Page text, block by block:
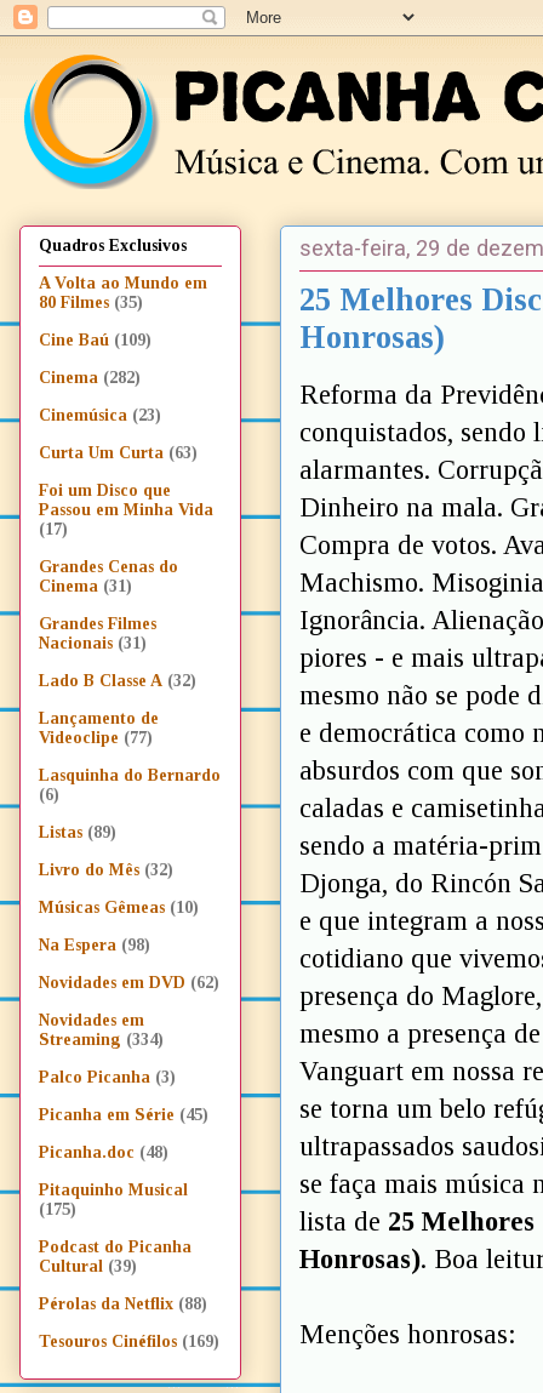
sexta-feira, 29 de
25 Melhores
Honrosas)
Reforma da
conquistados, sendo
alarmantes.
Dinheiro na mala.
Compra de votos.
Machismo.
Ignorância.
piores - e mais
mesmo não se pode
e democrática como
absurdos com que
caladas e
sendo a matéria-
Djonga, do Rincón
e que integram a
cotidiano que
presença do
mesmo a presença
Vanguart em nossa
se torna um belo
ultrapassados
se faça mais música
lista de 25 Melhores
Honrosas). Boa
Menções honrosas:
Quadros Exclusivos
A Volta ao Mundo em
80 Filmes (35)
Cine Baú (109)
Cinema (282)
Cinemúsica (23)
Curta Um Curta (63)
Foi um Disco que
Passou em Minha Vida
(17)
Grandes Cenas do
Cinema (31)
Grandes Filmes
Nacionais (31)
Lado B Classe A (32)
Lançamento de
Videoclipe (77)
Lasquinha do Bernardo
(6)
Listas (89)
Livro do Mês (32)
Músicas Gêmeas (10)
Na Espera (98)
Novidades em DVD (62)
Novidades em
Streaming (334)
Palco Picanha (3)
Picanha em Série (45)
Picanha.doc (48)
Pitaquinho Musical
(175)
Podcast do Picanha
Cultural (39)
Pérolas da Netflix (88)
Tesouros Cinéfilos (169)